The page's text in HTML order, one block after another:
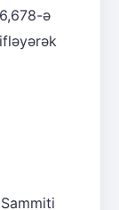
ə
Sammiti